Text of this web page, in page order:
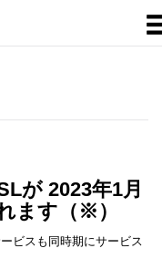
が 2023年1月
ます（※）
ビスも同時期にサービス